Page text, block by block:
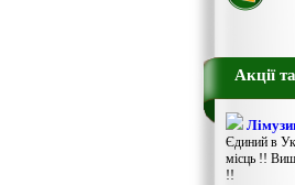
Акції
Єдиний в
місць !!
!!